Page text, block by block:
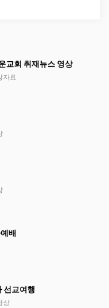
교회 취재뉴스 영상
자료
배
선교여행
상